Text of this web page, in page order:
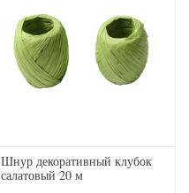
Шнур декоративный клубок
салатовый 20 м